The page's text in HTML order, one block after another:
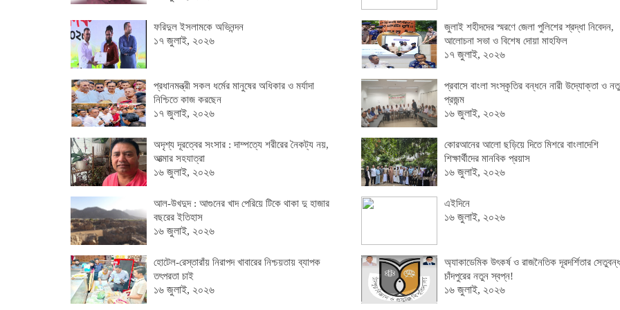
ফরিদুল ইসলামকে অভিনন্দন
১৭ জুলাই, ২০২৬
জুলাই শহীদদের স্মরণে জেলা পুলিশের শ্রদ্ধা নিবেদন,
আলোচনা সভা ও বিশেষ দোয়া মাহফিল
১৭ জুলাই, ২০২৬
প্রধানমন্ত্রী সকল ধর্মের মানুষের অধিকার ও মর্যাদা
নিশ্চিতে কাজ করছেন
১৭ জুলাই, ২০২৬
প্রবাসে বাংলা সংস্কৃতির বন্ধনে নারী উদ্যোক্তা ও
প্রজন্ম
১৬ জুলাই, ২০২৬
অদৃশ্য দূরত্বের সংসার : দাম্পত্যে শরীরের নৈকট্য নয়,
আত্মার সহযাত্রা
১৬ জুলাই, ২০২৬
কোরআনের আলো ছড়িয়ে দিতে মিশরে বাংলাদেশি
শিক্ষার্থীদের মানবিক প্রয়াস
১৬ জুলাই, ২০২৬
আল-উখদুদ : আগুনের খাদ পেরিয়ে টিকে থাকা দু হাজার
বছরের ইতিহাস
১৬ জুলাই, ২০২৬
এইদিনে
১৬ জুলাই, ২০২৬
হোটেল-রেস্তারাঁয় নিরাপদ খাবারের নিশ্চয়তায় ব্যাপক
তৎপরতা চাই
১৬ জুলাই, ২০২৬
অ্যাকাডেমিক উৎকর্ষ ও রাজনৈতিক দূরদর্শিতার
চাঁদপুরের নতুন স্বপ্ন!
১৬ জুলাই, ২০২৬